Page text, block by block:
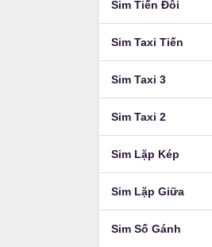
Sim Tiến Đôi
Sim Taxi Tiến
Sim Taxi 3
Sim Taxi 2
Sim Lặp Kép
Sim Lặp Giữa
Sim Số Gánh